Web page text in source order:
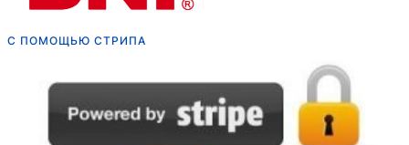
С ПОМОЩЬЮ СТРИПА